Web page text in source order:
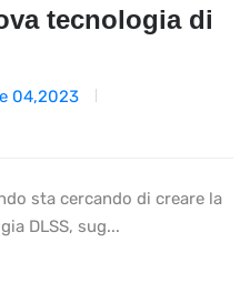
tecnologia di
04,2023
sta cercando di creare la
DLSS, sug...